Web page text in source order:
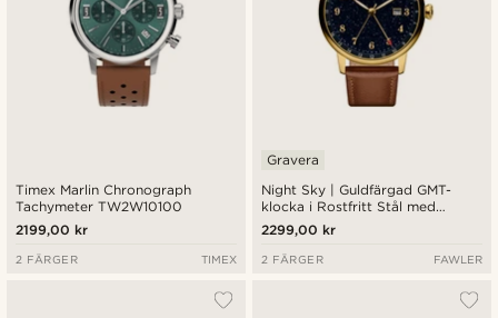
Timex Marlin Chronograph
Tachymeter TW2W10100
2199,00 kr
2 FÄRGER TIMEX
Night Sky | Guldfärgad GMT-
klocka i Rostfritt Stål med
Aventurinurtavla
Gravera
2299,00 kr
2 FÄRGER FAWLER